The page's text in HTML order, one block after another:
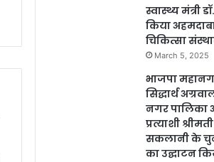
स्वास्थ्य मंत्री
किया
चिकित्सा
March 5, 2025
भाजपा
सिद्धार्थ
नगर पालिका
प्रत्याशी
सकलानी के
का उद्घाटन